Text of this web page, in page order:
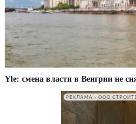
Yle: смена власти в Венгрии не